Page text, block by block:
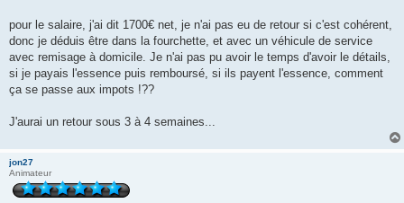
pour le salaire, j'ai dit 1700€ net, je n'ai pas eu de retour si c'est cohérent,
donc je déduis être dans la fourchette, et avec un véhicule de service
avec remisage à domicile. Je n'ai pas pu avoir le temps d'avoir le détails,
si je payais l'essence puis remboursé, si ils payent l'essence, comment
ça se passe aux impots !??
J'aurai un retour sous 3 à 4 semaines...
jon27
Animateur